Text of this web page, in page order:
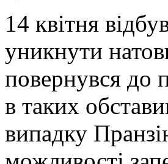
14 квітня
уникнути
повернувся до
в таких
випадку